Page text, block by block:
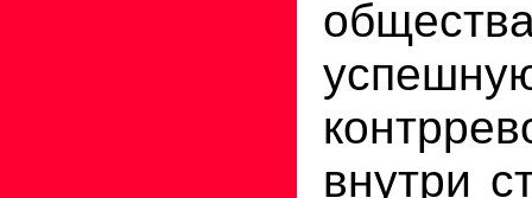
внутри